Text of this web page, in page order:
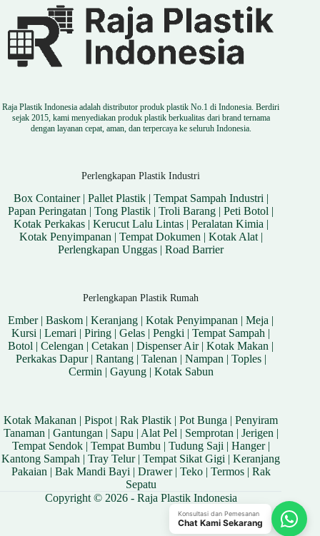
Raja Plastik Indonesia adalah distributor produk plastik No.1 di Indonesia. Berdiri
sejak 2015, kami menyediakan produk plastik berkualitas dari brand ternama
dengan layanan cepat, aman, dan terpercaya ke seluruh Indonesia.
Perlengkapan Plastik Industri
Box Container| Pallet Plastik| Tempat Sampah Industri |
Papan Peringatan |Tong Plastik |Troli Barang |Peti Botol |
Kotak Perkakas| Kerucut Lalu Lintas| Peralatan Kimia |
Kotak Penyimpanan | Tempat Dokumen | Kotak Alat|
Perlengkapan Unggas |Road Barrier
Perlengkapan Plastik Rumah
Ember|Baskom |Keranjang |Kotak Penyimpanan |Meja |
Kursi |Lemari |Piring |Gelas |Pengki |Tempat Sampah |
Botol |Celengan |Cetakan |Dispenser Air|Kotak Makan |
Perkakas Dapur| Rantang| Talenan| Nampan| Toples|
Cermin| Gayung| Kotak Sabun
Kotak Makanan |Pispot|Rak Plastik |Pot Bunga |Penyiram
Tanaman| Gantungan| Sapu| Alat Pel| Semprotan| Jerigen|
Tempat Sendok| Tempat Bumbu| Tudung Saji| Hanger|
Kantong Sampah |Tray Telur|Tempat Sikat Gigi |Keranjang
Pakaian| Bak Mandi Bayi| Drawer| Teko| Termos| Rak
Sepatu
Copyright © 2026 - Raja Plastik Indonesia
Konsultasi dan Pemesanan
Chat Kami Sekarang